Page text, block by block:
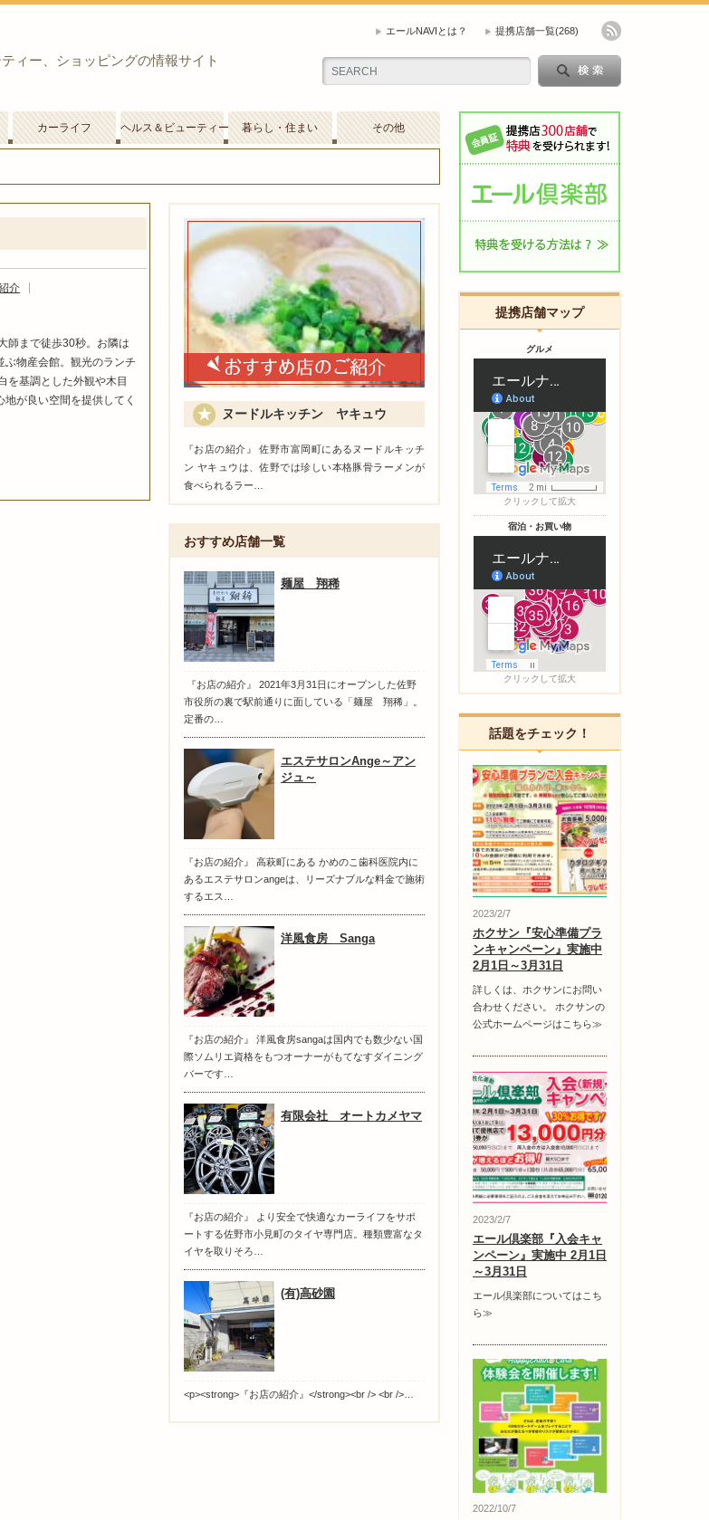
ィー、ショッピングの情報サイト
エールNAVIとは？ 提携店舗一覧(268)
カーライフ ヘルス＆ビューティー 暮らし・住まい その他
介
師まで徒歩30秒。お隣は
ぶ物産会館。観光のランチ
を基調とした外観や木目
が良い空間を提供してく
ヌードルキッチン ヤキュウ
『お店の紹介』 佐野市富岡町にあるヌードルキッチ
ン ヤキュウは、佐野では珍しい本格豚骨ラーメンが
食べられるラー…
おすすめ店舗一覧
麺屋 翔稀
『お店の紹介』 2021年3月31日にオープンした佐野
市役所の裏で駅前通りに面している「麺屋 翔稀」。
定番の…
エステサロンAnge～アン
ジュ～
『お店の紹介』 高萩町にある かめのこ歯科医院内に
あるエステサロンangeは、リーズナブルな料金で施術
するエス…
洋風食房 Sanga
『お店の紹介』 洋風食房sangaは国内でも数少ない国
際ソムリエ資格をもつオーナーがもてなすダイニング
バーです…
有限会社 オートカメヤマ
『お店の紹介』 より安全で快適なカーライフをサポ
ートする佐野市小見町のタイヤ専門店。種類豊富なタ
イヤを取りそろ…
(有)高砂園
<p><strong>『お店の紹介』</strong><br /> <br />…
提携店舗マップ
グルメ
クリックして拡大
宿泊・お買い物
クリックして拡大
話題をチェック！
2023/2/7
ホクサン『安心準備プラ
ンキャンペーン』実施中
2月1日～3月31日
詳しくは、ホクサンにお問い
合わせください。 ホクサンの
公式ホームページはこちら≫
2023/2/7
エール倶楽部『入会キャ
ンペーン』実施中 2月1日
～3月31日
エール倶楽部についてはこち
ら≫
2022/10/7